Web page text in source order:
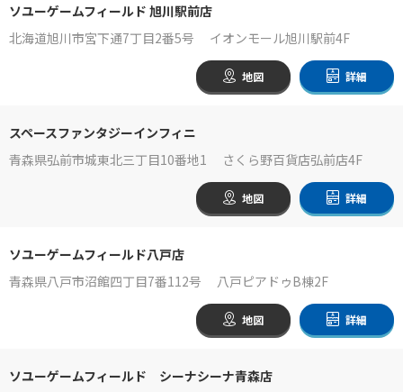
ソユーゲームフィールド 旭川駅前店
北海道旭川市宮下通7丁目2番5号 イオンモール旭川駅前4F
地図 詳細
スペースファンタジーインフィニ
青森県弘前市城東北三丁目10番地1 さくら野百貨店弘前店4F
地図 詳細
ソユーゲームフィールド八戸店
青森県八戸市沼館四丁目7番112号 八戸ピアドゥB棟2F
地図 詳細
ソユーゲームフィールド シーナシーナ青森店